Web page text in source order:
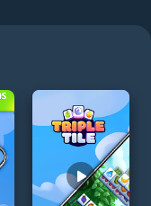
Play video